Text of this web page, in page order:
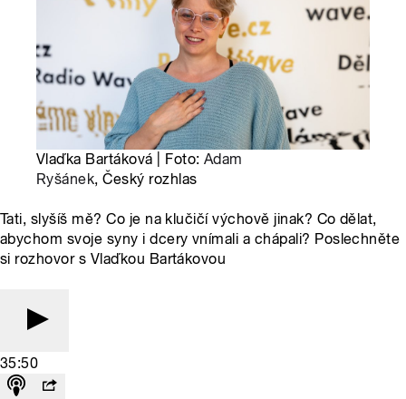
Vlaďka Bartáková | Foto: Adam
Ryšánek, Český rozhlas
Tati, slyšíš mě? Co je na klučičí výchově jinak? Co dělat,
abychom svoje syny i dcery vnímali a chápali? Poslechněte
si rozhovor s Vlaďkou Bartákovou
35:50